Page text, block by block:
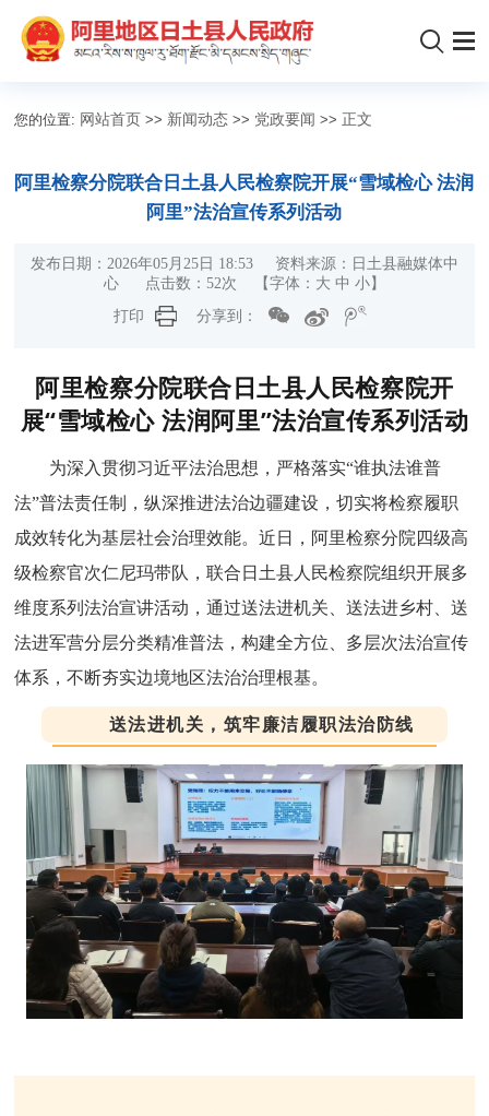
您的位置: 网站首页 >> 新闻动态 >> 党政要闻 >> 正文
阿里检察分院联合日土县人民检察院开展“雪域检心 法润
阿里”法治宣传系列活动
发布日期：2026年05月25日 18:53 资料来源：日土县融媒体中
心 点击数： 52次 【字体： 大 中 小】
打印
分享到：
阿里检察分院联合日土县人民检察院开
展“雪域检心 法润阿里”法治宣传系列活动
为深入贯彻习近平法治思想，严格落实“谁执法谁普
法”普法责任制，纵深推进法治边疆建设，切实将检察履职
成效转化为基层社会治理效能。近日，阿里检察分院四级高
级检察官次仁尼玛带队，联合日土县人民检察院组织开展多
维度系列法治宣讲活动，通过送法进机关、送法进乡村、送
法进军营分层分类精准普法，构建全方位、多层次法治宣传
体系，不断夯实边境地区法治治理根基。
送法进机关，筑牢廉洁履职法治防线